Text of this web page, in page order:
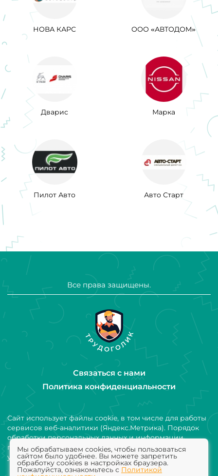
НОВА КАРС ООО «АВТОДОМ»
Дварис Марка
Пилот Авто Авто Старт
Все права защищены.
Связаться с нами
Политика конфиденциальности
Сайт использует файлы cookie, в том числе для работы
сервисов веб-аналитики (Яндекс.Метрика). Порядок
обработки персональных данных и информации,
получаемой с использованием файлов cookie,
установлен Политикой конфиденциальности
Добавить компанию
Мы обрабатываем cookies, чтобы пользоваться
сайтом было удобнее. Вы можете запретить
обработку cookies в настройках браузера.
Пожалуйста, ознакомьтесь с Политикой